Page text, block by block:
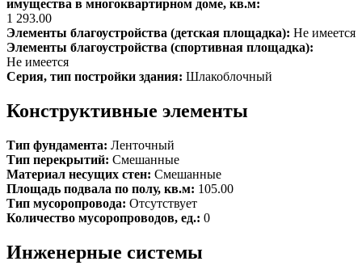
имущества в многоквартирном доме, кв.м:
1 293.00
Элементы благоустройства (детская площадка): Не имеется
Элементы благоустройства (спортивная площадка):
Не имеется
Серия, тип постройки здания: Шлакоблочный
Конструктивные элементы
Тип фундамента: Ленточный
Тип перекрытий: Смешанные
Материал несущих стен: Смешанные
Площадь подвала по полу, кв.м: 105.00
Тип мусоропровода: Отсутствует
Количество мусоропроводов, ед.: 0
Инженерные системы